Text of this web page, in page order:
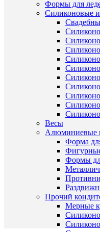
Формы для
Силиконовые
Весы
Алюминиевые
Форма
Формы
Прочий
Мерные